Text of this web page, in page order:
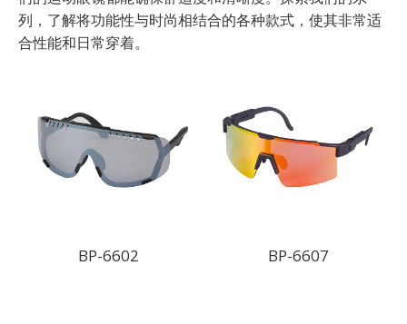
列，了解将功能性与时尚相结合的各种款式，使其非常适
合性能和日常穿着。
BP-6602 BP-6607